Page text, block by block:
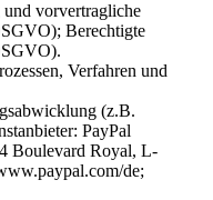
und vorvertragliche
Berechtigte
Verfahren und
(z.B.
PayPal
Boulevard Royal, L-
de;